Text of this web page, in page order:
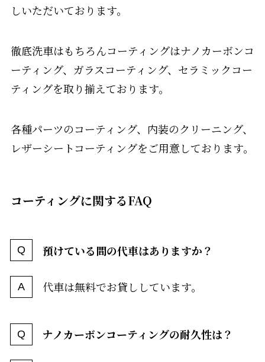
しいただいております。
徹底洗車はもちろんコーティングはナノカーボンコ
ーティング、ガラスコーティング、セラミックコー
ティングを取り揃えております。
各種パーツのコーティング、内装のクリーニング、
レザーシートコーティングをご用意しております。
コーティングに関するFAQ
預けている間の代車はありますか？
代車は無料でお貸ししています。
ナノカーボンコーティングの耐久性は？